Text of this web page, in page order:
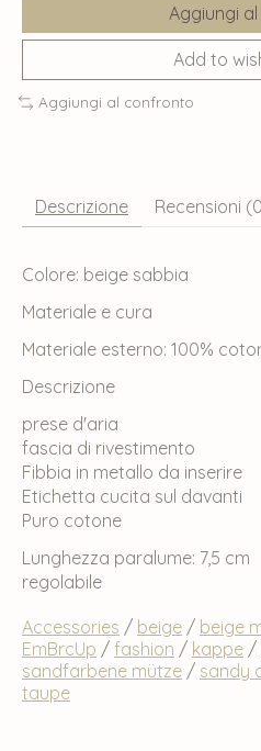
Aggiungi
Add to
Aggiungi al confronto
Descrizione Recensioni
Colore: beige sabbia
Materiale e cura
Materiale esterno: 100%
Descrizione
prese d'aria
fascia di rivestimento
Fibbia in metallo da inserire
Etichetta cucita sul davanti
Puro cotone
Lunghezza paralume: 7,5 cm
regolabile
Accessories / beige / beige
EmBrcUp / fashion / kappe /
sandfarbene mütze / sandy
taupe